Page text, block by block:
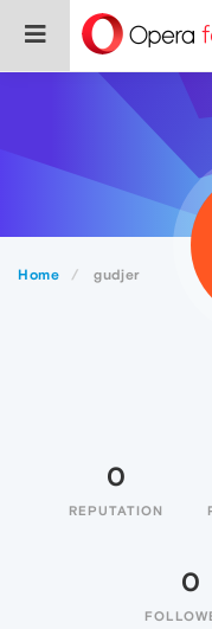
Home gudjer
0
REPUTATION
0